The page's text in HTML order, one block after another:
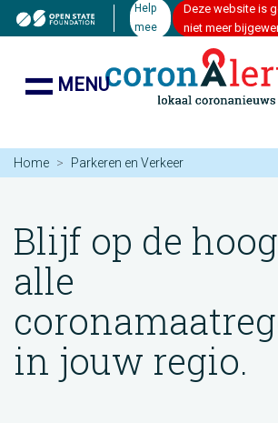
Help
mee
Deze website is
niet meer
MENU
Home Parkeren en Verkeer
Blijf op de
alle
in jouw regio.